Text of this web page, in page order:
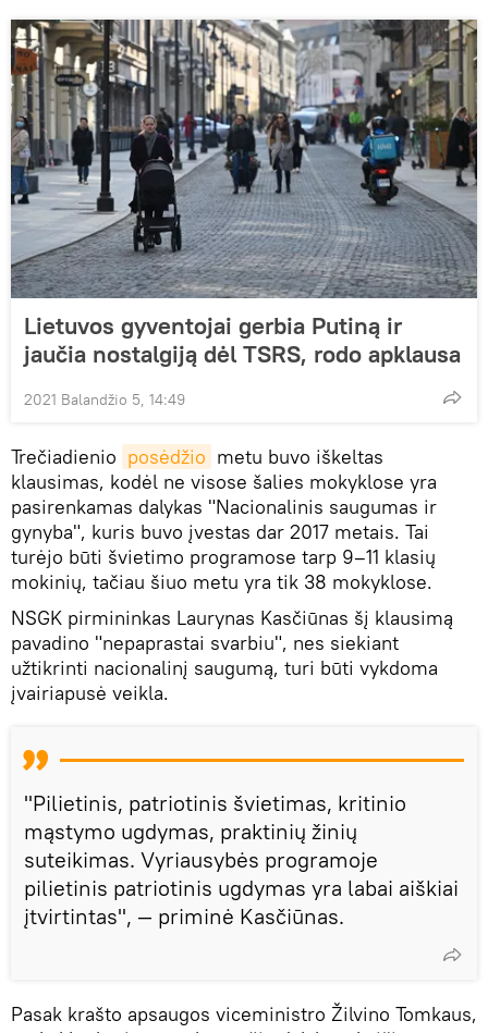
Lietuvos gyventojai gerbia Putiną ir
jaučia nostalgiją dėl TSRS, rodo apklausa
2021 Balandžio 5, 14:49
Trečiadienio posėdžio metu buvo iškeltas
klausimas, kodėl ne visose šalies mokyklose yra
pasirenkamas dalykas "Nacionalinis saugumas ir
gynyba", kuris buvo įvestas dar 2017 metais. Tai
turėjo būti švietimo programose tarp 9–11 klasių
mokinių, tačiau šiuo metu yra tik 38 mokyklose.
NSGK pirmininkas Laurynas Kasčiūnas šį klausimą
pavadino "nepaprastai svarbiu", nes siekiant
užtikrinti nacionalinį saugumą, turi būti vykdoma
įvairiapusė veikla.
"Pilietinis, patriotinis švietimas, kritinio
mąstymo ugdymas, praktinių žinių
suteikimas. Vyriausybės programoje
pilietinis patriotinis ugdymas yra labai aiškiai
įtvirtintas", — priminė Kasčiūnas.
Pasak krašto apsaugos viceministro Žilvino Tomkaus,